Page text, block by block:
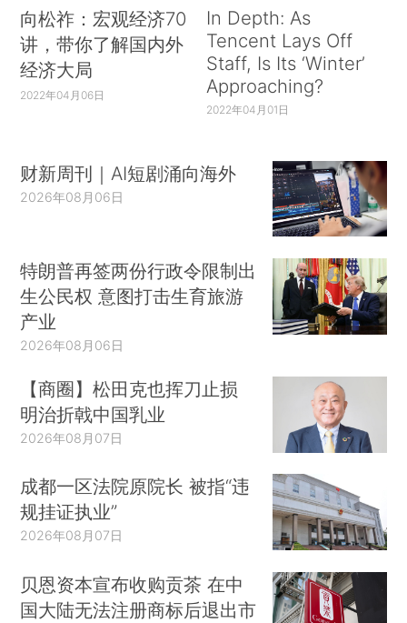
向松祚：宏观经济70
讲，带你了解国内外
经济大局
2022年04月06日
In Depth: As
Tencent Lays Off
Staff, Is Its ‘Winter’
Approaching?
2022年04月01日
财新周刊｜AI短剧涌向海外
2026年08月06日
特朗普再签两份行政令限制出
生公民权 意图打击生育旅游
产业
2026年08月06日
【商圈】松田克也挥刀止损
明治折戟中国乳业
2026年08月07日
成都一区法院原院长 被指“违
规挂证执业”
2026年08月07日
贝恩资本宣布收购贡茶 在中
国大陆无法注册商标后退出市